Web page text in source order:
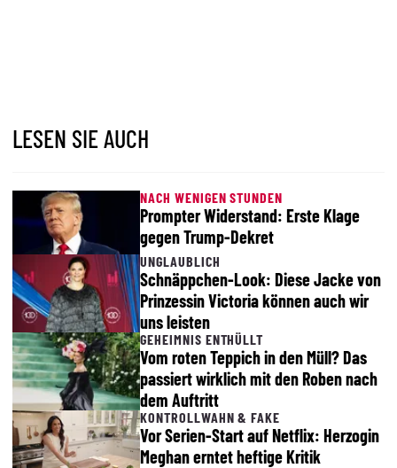
LESEN SIE AUCH
NACH WENIGEN STUNDEN
Prompter Widerstand: Erste Klage
gegen Trump-Dekret
UNGLAUBLICH
Schnäppchen-Look: Diese Jacke von
Prinzessin Victoria können auch wir
uns leisten
GEHEIMNIS ENTHÜLLT
Vom roten Teppich in den Müll? Das
passiert wirklich mit den Roben nach
dem Auftritt
KONTROLLWAHN & FAKE
Vor Serien-Start auf Netflix: Herzogin
Meghan erntet heftige Kritik